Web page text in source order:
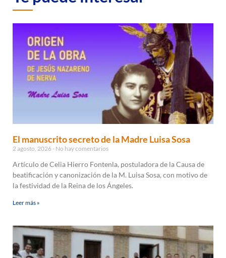
El manuscrito secreto de la Madre Luisa Sosa
2 agosto, 2026 No hay comentarios
Artículo de Celia Hierro Fontenla, postuladora de la Causa de
beatificación y canonización de la M. Luisa Sosa, con motivo de
la festividad de la Reina de los Ángeles.
Leer más »